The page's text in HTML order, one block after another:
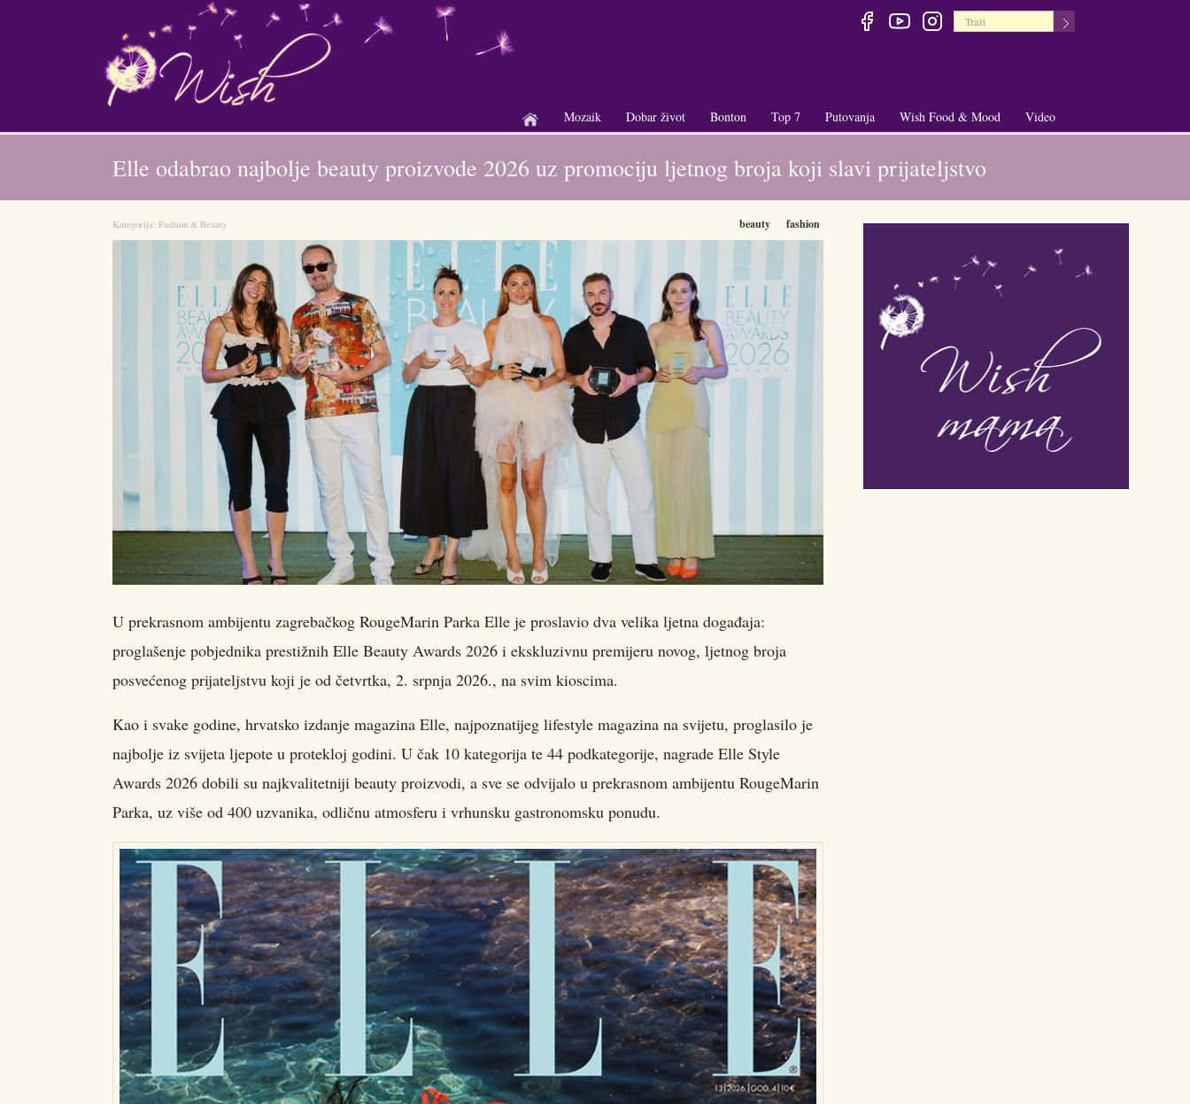
+
Mozaik
+
Dobar život
+
Bonton
Top 7
+
Putovanja
+
Wish Food & Mood Video
Elle odabrao najbolje beauty proizvode 2026 uz promociju ljetnog broja koji slavi prijateljstvo
Kategorija: Fashion & Beauty beauty fashion
U prekrasnom ambijentu zagrebačkog RougeMarin Parka Elle je proslavio dva velika ljetna događaja:
proglašenje pobjednika prestižnih Elle Beauty Awards 2026 i ekskluzivnu premijeru novog, ljetnog broja
posvećenog prijateljstvu koji je od četvrtka, 2. srpnja 2026., na svim kioscima.
Kao i svake godine, hrvatsko izdanje magazina Elle, najpoznatijeg lifestyle magazina na svijetu, proglasilo je
najbolje iz svijeta ljepote u protekloj godini. U čak 10 kategorija te 44 podkategorije, nagrade Elle Style
Awards 2026 dobili su najkvalitetniji beauty proizvodi, a sve se odvijalo u prekrasnom ambijentu RougeMarin
Parka, uz više od 400 uzvanika, odličnu atmosferu i vrhunsku gastronomsku ponudu.